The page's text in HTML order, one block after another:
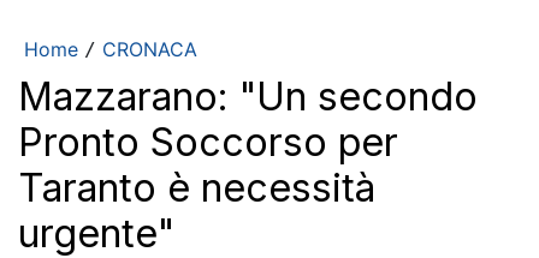
Home / CRONACA
Mazzarano: "Un secondo
Pronto Soccorso per
Taranto è necessità
urgente"